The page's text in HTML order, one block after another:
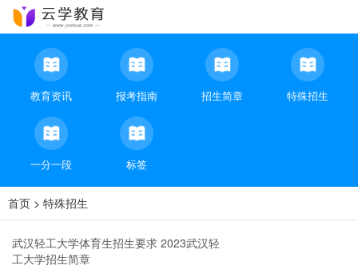
教育资讯 报考指南 招生简章 特殊招生
一分一段 标签
首页 > 特殊招生
武汉轻工大学体育生招生要求 2023武汉轻
工大学招生简章